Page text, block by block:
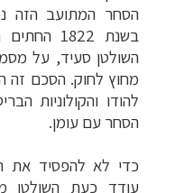
הסחר המתועב הזה
בשנת
השולטן סעיד, על
מחוץ לחוק. הסכם זה
להודו והקולוניות
הסחר עם עומן.
כדי לא להפסיד את
עודד כעת השולטן